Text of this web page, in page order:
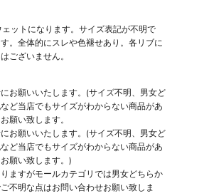
ットになります。サイズ表記が不明で
。全体的にスレや色褪せあり。各リブに
ございません。
お願いいたします。(サイズ不明、男女ど
ど当店でもサイズがわからない商品があ
願い致します。
お願いいたします。(サイズ不明、男女ど
ど当店でもサイズがわからない商品があ
願い致します。)
ますがモールカテゴリでは男女どちらか
不明な点はお問い合わせお願い致しま